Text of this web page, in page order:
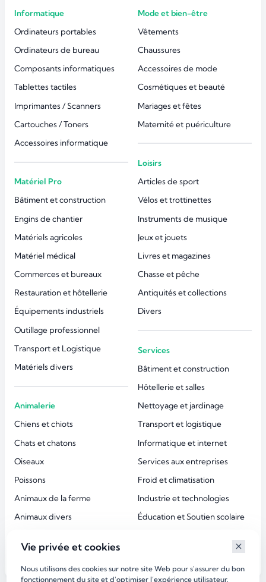
Informatique
Ordinateurs portables
Ordinateurs de bureau
Composants informatiques
Tablettes tactiles
Imprimantes / Scanners
Cartouches / Toners
Accessoires informatique
Matériel Pro
Bâtiment et construction
Engins de chantier
Matériels agricoles
Matériel médical
Commerces et bureaux
Restauration et hôtellerie
Équipements industriels
Outillage professionnel
Transport et Logistique
Matériels divers
Animalerie
Chiens et chiots
Chats et chatons
Oiseaux
Poissons
Animaux de la ferme
Animaux divers
Mode et bien-être
Vêtements
Chaussures
Accessoires de mode
Cosmétiques et beauté
Mariages et fêtes
Maternité et puériculture
Loisirs
Articles de sport
Vélos et trottinettes
Instruments de musique
Jeux et jouets
Livres et magazines
Chasse et pêche
Antiquités et collections
Divers
Services
Bâtiment et construction
Hôtellerie et salles
Nettoyage et jardinage
Transport et logistique
Informatique et internet
Services aux entreprises
Froid et climatisation
Industrie et technologies
Éducation et Soutien scolaire
Vie privée et cookies
Nous utilisons des cookies sur notre site Web pour s'assurer du bon
fonctionnement du site et d'optimiser l’expérience utilisateur.